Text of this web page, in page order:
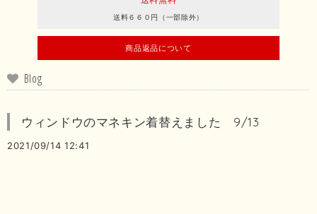
送料６６０円（一部除外）
商品返品について
Blog
ウィンドウのマネキン着替えました 9/13
2021/09/14 12:41